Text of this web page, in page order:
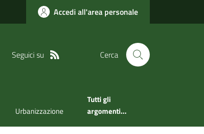
Accedi all'area personale
Seguici su Cerca
Urbanizzazione
Tutti gli
argomenti...